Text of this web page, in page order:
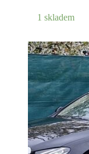
1 skladem